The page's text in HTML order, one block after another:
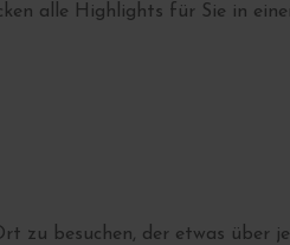
alle Highlights für Sie in
zu besuchen, der etwas